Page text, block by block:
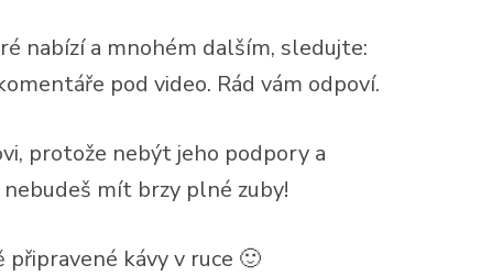
nabízí a mnohém dalším, sledujte:
pod video. Rád vám odpoví.
protože nebýt jeho podpory a
mít brzy plné zuby!
kávy v ruce 🙂